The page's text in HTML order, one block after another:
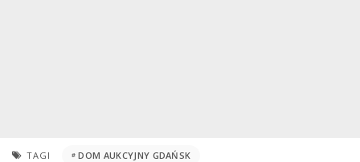
TAGI
DOM AUKCYJNY GDAŃSK